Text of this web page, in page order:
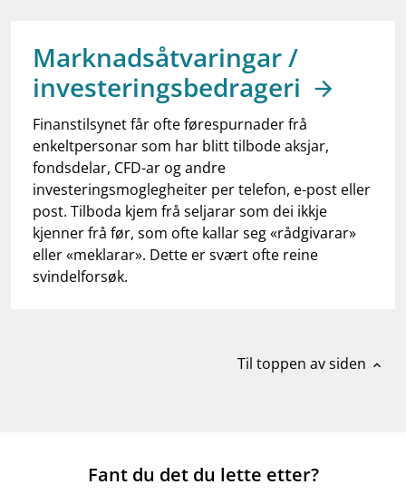
dashboardInformasjon for investorer
notifications_noneAbonner på nyhetsvarsel
Marknadsåtvaringar /
investeringsbedrageri
Finanstilsynet får ofte førespurnader frå
enkeltpersonar som har blitt tilbode aksjar,
fondsdelar, CFD-ar og andre
investeringsmoglegheiter per telefon, e-post eller
post. Tilboda kjem frå seljarar som dei ikkje
kjenner frå før, som ofte kallar seg «rådgivarar»
eller «meklarar». Dette er svært ofte reine
svindelforsøk.
Til toppen av siden expand_less
Fant du det du lette etter?